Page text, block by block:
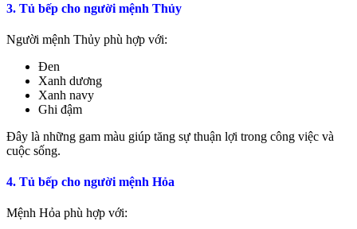
3. Tủ bếp cho người mệnh Thủy
Người mệnh Thủy phù hợp với:
Đen
Xanh dương
Xanh navy
Ghi đậm
Đây là những gam màu giúp tăng sự thuận lợi trong công việc và
cuộc sống.
4. Tủ bếp cho người mệnh Hỏa
Mệnh Hỏa phù hợp với: